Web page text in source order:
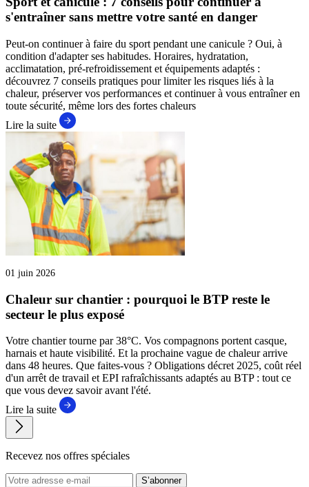
s'entraîner sans mettre votre santé en danger
Peut-on continuer à faire du sport pendant une canicule ? Oui, à
condition d'adapter ses habitudes. Horaires, hydratation,
acclimatation, pré-refroidissement et équipements adaptés :
découvrez 7 conseils pratiques pour limiter les risques liés à la
chaleur, préserver vos performances et continuer à vous entraîner en
toute sécurité, même lors des fortes chaleurs
Lire la suite
01 juin 2026
Chaleur sur chantier : pourquoi le BTP reste le
secteur le plus exposé
Votre chantier tourne par 38°C. Vos compagnons portent casque,
harnais et haute visibilité. Et la prochaine vague de chaleur arrive
dans 48 heures. Que faites-vous ? Obligations décret 2025, coût réel
d'un arrêt de travail et EPI rafraîchissants adaptés au BTP : tout ce
que vous devez savoir avant l'été.
Lire la suite
Recevez nos offres spéciales
S’abonner